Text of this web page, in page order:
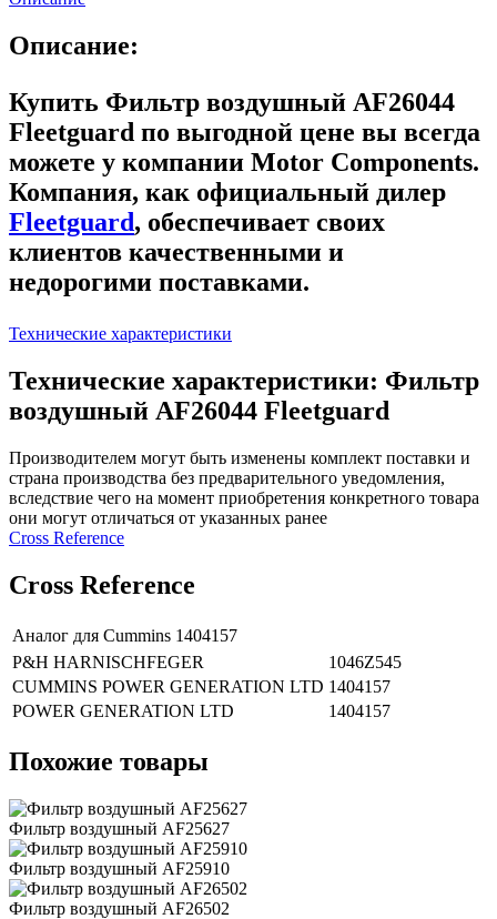
Описание:
Купить Фильтр воздушный AF26044
Fleetguard по выгодной цене вы всегда
можете у компании Motor Components.
Компания, как официальный дилер
Fleetguard, обеспечивает своих
клиентов качественными и
недорогими поставками.
Технические характеристики
Технические характеристики: Фильтр
воздушный AF26044 Fleetguard
Производителем могут быть изменены комплект поставки и
страна производства без предварительного уведомления,
вследствие чего на момент приобретения конкретного товара
они могут отличаться от указанных ранее
Сross Reference
Сross Reference
Аналог для Cummins 1404157
P&H HARNISCHFEGER
1046Z545
CUMMINS POWER GENERATION LTD 1404157
POWER GENERATION LTD
1404157
Похожие товары
Фильтр воздушный AF25627
Фильтр воздушный AF25910
Фильтр воздушный AF26502